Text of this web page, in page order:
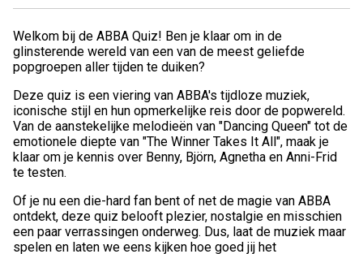
Welkom bij de ABBA Quiz! Ben je klaar om in de
glinsterende wereld van een van de meest geliefde
popgroepen aller tijden te duiken?
Deze quiz is een viering van ABBA's tijdloze muziek,
iconische stijl en hun opmerkelijke reis door de popwereld.
Van de aanstekelijke melodieën van "Dancing Queen" tot de
emotionele diepte van "The Winner Takes It All", maak je
klaar om je kennis over Benny, Björn, Agnetha en Anni-Frid
te testen.
Of je nu een die-hard fan bent of net de magie van ABBA
ontdekt, deze quiz belooft plezier, nostalgie en misschien
een paar verrassingen onderweg. Dus, laat de muziek maar
spelen en laten we eens kijken hoe goed jij het